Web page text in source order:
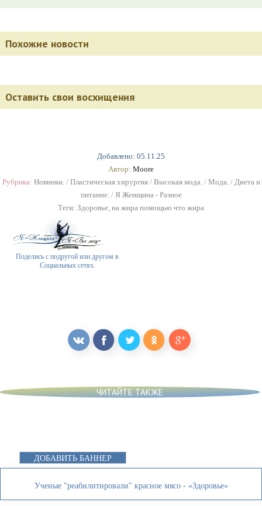
Добавлено: 05.11.25
Автор: Moore
Рубрика: Новинки. / Пластическая хирургия/ Высокая мода. / Мода. / Диета и
питание. / Я Женщина - Разное
Теги: Здоровье на жира помощью что жира
Поделись с подругой или другом в
Социальных сетях.
Похожие новости
Оставить свои восхищения
ЧИТАЙТЕ ТАКЖЕ
ДОБАВИТЬ БАННЕР
Ученые "реабилитировали" красное мясо - «Здоровье»